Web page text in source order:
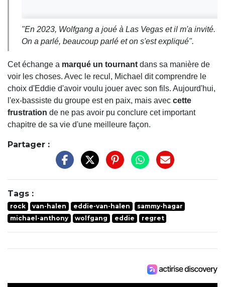
"En 2023, Wolfgang a joué à Las Vegas et il m'a invité.
On a parlé, beaucoup parlé et on s'est expliqué".
Cet échange a marqué un tournant dans sa manière de
voir les choses. Avec le recul, Michael dit comprendre le
choix d'Eddie d'avoir voulu jouer avec son fils. Aujourd'hui,
l'ex-bassiste du groupe est en paix, mais avec cette
frustration de ne pas avoir pu conclure cet important
chapitre de sa vie d'une meilleure façon.
Partager :
Tags :
rock van-halen eddie-van-halen
sammy-hagar
michael-anthony
wolfgang eddie regret